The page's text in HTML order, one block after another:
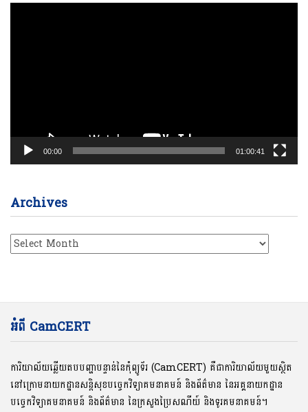
00:00 01:00:41
Archives
Archives
អំពី CamCERT
ការិយាល័យឆ្លើយតបបញ្ហាបន្ទាន់នៃកុំព្យូទ័រ (CamCERT) គឺជាការិយាល័យមួយស្ថិត
នៅក្រោមនាយកដ្ឋានសន្តិសុខបច្ចេកវិទ្យាគមនាគមន៍ និងព័ត៌មាន នៃអគ្គនាយកដ្ឋាន
បច្ចេកវិទ្យាគមនាគមន៍ និងព័ត៌មាន នៃក្រសួងប្រៃសណីយ៍ និងទូរគមនាគមន៍។